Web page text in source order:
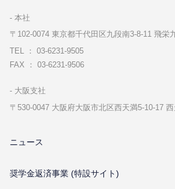
本社
〒102-0074 東京都千代⽥区九段南3-8-11 飛栄
TEL ： 03-6231-9505
FAX ： 03-6231-9506
⼤阪⽀社
〒530-0047 ⼤阪府⼤阪市北区⻄天満5-10-17
ニュース
奨学金返済事業 (特設サイト)